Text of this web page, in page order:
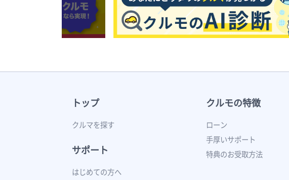
トップ
クルマを探す
サポート
はじめての方へ
クルモの特徴
ローン
手厚いサポート
特典のお受取方法